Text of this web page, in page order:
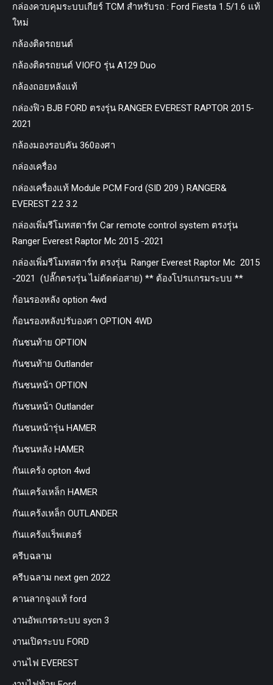
กล่องควบคุมระบบเกียร์ TCM สำหรับรถ : Ford Fiesta 1.5/1.6 แท้
ใหม่
กล้องติดรถยนต์
กล้องติดรถยนต์ VIOFO รุ่น A129 Duo
กล้องถอยหลังแท้
กล่องฟิว BJB FORD ตรงรุ่น RANGER EVEREST RAPTOR 2015-
2021
กล้องมองรอบคัน 360องศา
กล่องเครื่อง
กล่องเครื่องแท้ Module PCM Ford (SID 209 ) RANGER&
EVEREST 2.2 3.2
กล่องเพิ่มรีโมทสตาร์ท Car remote control system ตรงรุ่น
Ranger Everest Raptor Mc 2015 -2021
กล่องเพิ่มรีโมทสตาร์ท ตรงรุ่น Ranger Everest Raptor Mc 2015
-2021 (ปลั๊กตรงรุ่น ไม่ตัดต่อสาย) ** ต้องโปรแกรมระบบ **
ก้อนรองหลัง option 4wd
ก้อนรองหลังปรับองศา OPTION 4WD
กันชนท้าย OPTION
กันชนท้าย Outlander
กันชนหน้า OPTION
กันชนหน้า Outlander
กันชนหน้ารุ่น HAMER
กันชนหลัง HAMER
กันแคร้ง opton 4wd
กันแคร้งเหล็ก HAMER
กันแคร้งเหล็ก OUTLANDER
กันแคร้งแร็พเตอร์
ครีบฉลาม
ครีบฉลาม next gen 2022
คานลากจูงแท้ ford
งานอัพเกรดระบบ sycn 3
งานเปิดระบบ FORD
งานไฟ EVEREST